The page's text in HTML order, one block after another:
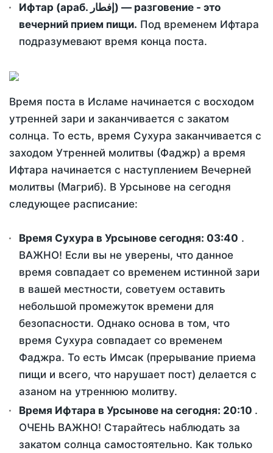
Ифтар (араб. إفطار) — разговение - это
вечерний прием пищи. Под временем Ифтара
подразумевают время конца поста.
Время поста в Исламе начинается с восходом
утренней зари и заканчивается с закатом
солнца. То есть, время Сухура заканчивается с
заходом Утренней молитвы (Фаджр) а время
Ифтара начинается с наступлением Вечерней
молитвы (Магриб). В Урсынове на сегодня
следующее расписание:
Время Сухура в Урсынове сегодня: 03:40 .
ВАЖНО! Если вы не уверены, что данное
время совпадает со временем истинной зари
в вашей местности, советуем оставить
небольшой промежуток времени для
безопасности. Однако основа в том, что
время Сухура совпадает со временем
Фаджра. То есть Имсак (прерывание приема
пищи и всего, что нарушает пост) делается с
азаном на утреннюю молитву.
Время Ифтара в Урсынове на сегодня: 20:10 .
ОЧЕНЬ ВАЖНО! Старайтесь наблюдать за
закатом солнца самостоятельно. Как только